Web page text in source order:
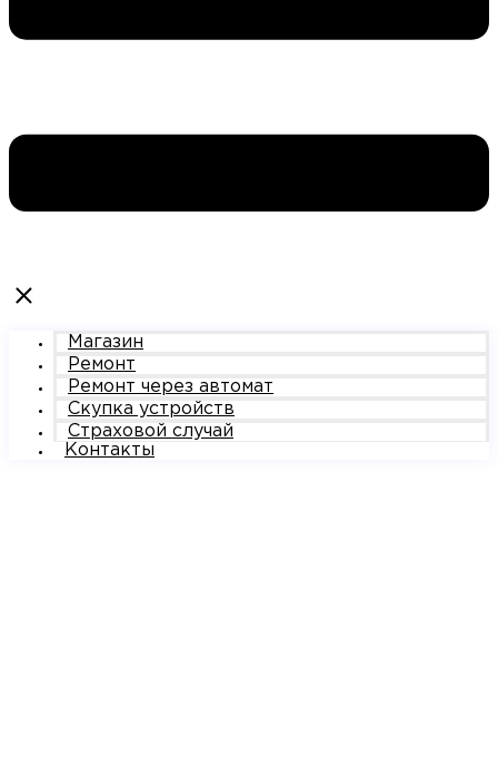
Магазин
Ремонт
Ремонт через автомат
Скупка устройств
Страховой случай
Контакты